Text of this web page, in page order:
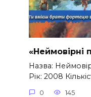
«Неймовірні
Назва:
Рік: 2008
0 145